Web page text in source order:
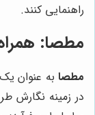
راهنمایی کنند.
مطصا:
مطصا به عنوان
در زمینه نگارش